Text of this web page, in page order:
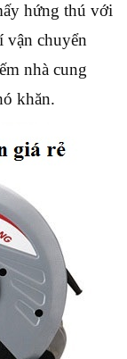
hứng thú với
chuyển
nhà cung
khăn.